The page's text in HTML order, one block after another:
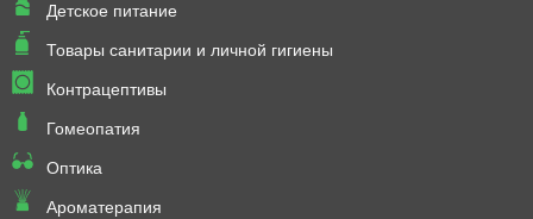
Детское питание
Товары санитарии и личной гигиены
Контрацептивы
Гомеопатия
Оптика
Ароматерапия